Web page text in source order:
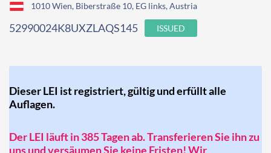
1010 Wien, Biberstraße 10, EG links, Austria
52990024K8UXZLAQS145 ISSUED
Dieser LEI ist registriert, gültig und erfüllt alle
Auflagen.
Der LEI läuft in 385 Tagen ab. Transferieren Sie ihn zu
uns und versäumen Sie keine Fristen! Wir